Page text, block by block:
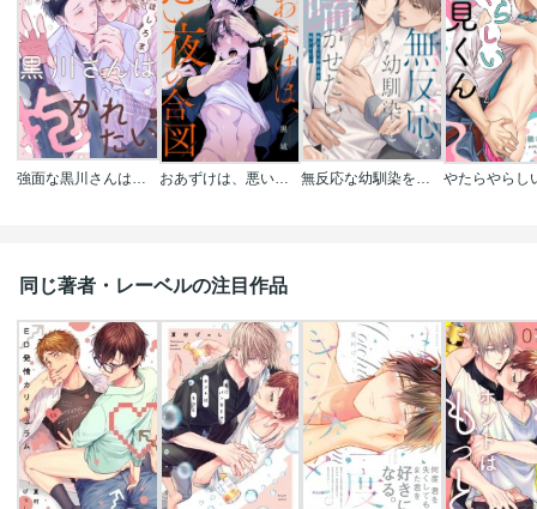
強面な黒川さんは抱かれたい おあずけは、悪い夜の合図 無反応な幼馴染を喘がせたい
同じ著者・レーベルの注目作品